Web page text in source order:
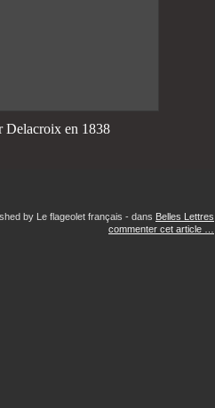
Delacroix en 1838
by Le flageolet français - dans Belles Lettres
commenter cet article